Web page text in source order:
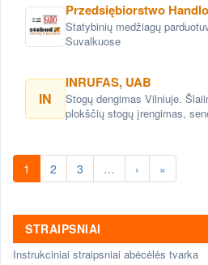
Przedsiębiorstwo
Statybinių medžiagų
Suvalkuose
IN
INRUFAS, UAB
Stogų dengimas Vilniuje.
plokščių stogų įrengimas,
Vilniuje. Stogų remonto darbai,
renovacija Vilniuje.
1 2 3 … › »
STRAIPSNIAI
Instrukciniai straipsniai abėcėlės tvarka